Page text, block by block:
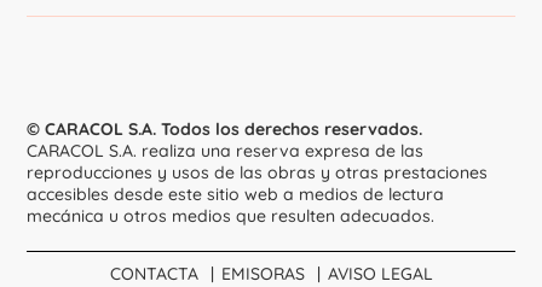
© CARACOL S.A. Todos los derechos reservados.
CARACOL S.A. realiza una reserva expresa de las
reproducciones y usos de las obras y otras prestaciones
accesibles desde este sitio web a medios de lectura
mecánica u otros medios que resulten adecuados.
CONTACTA EMISORAS
AVISO LEGAL